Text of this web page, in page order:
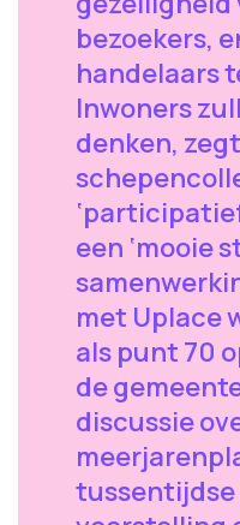
bezoekers,
handelaars
Inwoners
denken,
een ‘mooie
met Uplace
als punt 70
de
discussie
tussentijdse